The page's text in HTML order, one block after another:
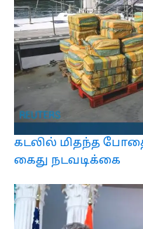
கடலில் மிதந்த
கைது நடவடிக்கை